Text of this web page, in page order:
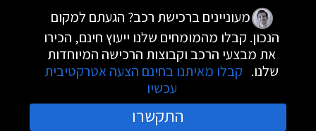
מעוניינים ברכישת רכב? הגעתם למקום
הנכון. קבלו מהמומחים שלנו ייעוץ חינם, הכירו
את מבצעי הרכב וקבוצות הרכישה המיוחדות
שלנו. קבלו מאיתנו בחינם הצעה אטרקטיבית
עכשיו
התקשרו